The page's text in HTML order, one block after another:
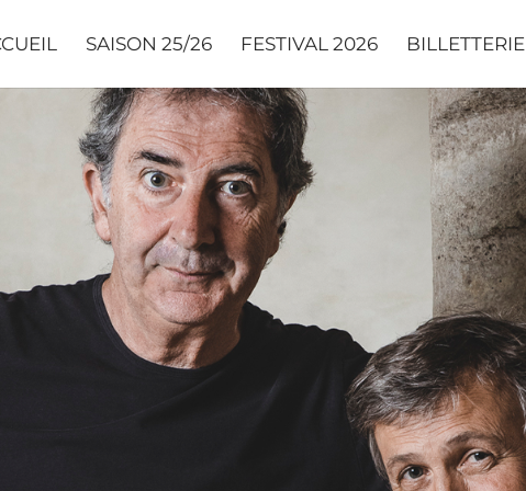
SAISON 25/26 FESTIVAL 2026 BILLETTERIE